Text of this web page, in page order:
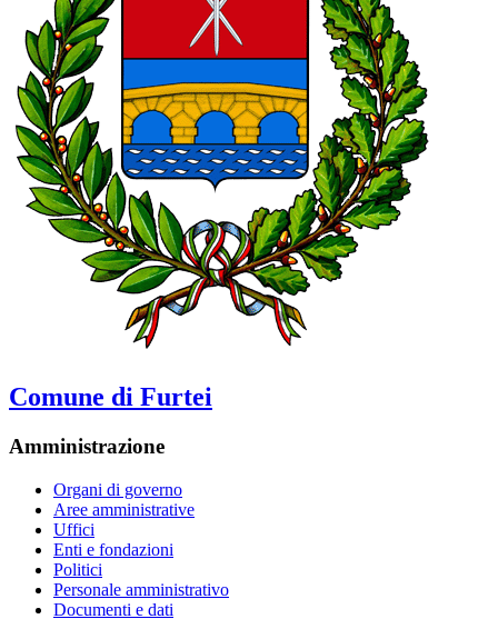
Comune di Furtei
Amministrazione
Organi di governo
Aree amministrative
Uffici
Enti e fondazioni
Politici
Personale amministrativo
Documenti e dati